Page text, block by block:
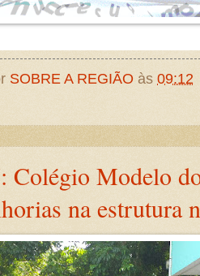
SOBRE A REGIÃO às 09:12
Colégio Modelo
na estrutura